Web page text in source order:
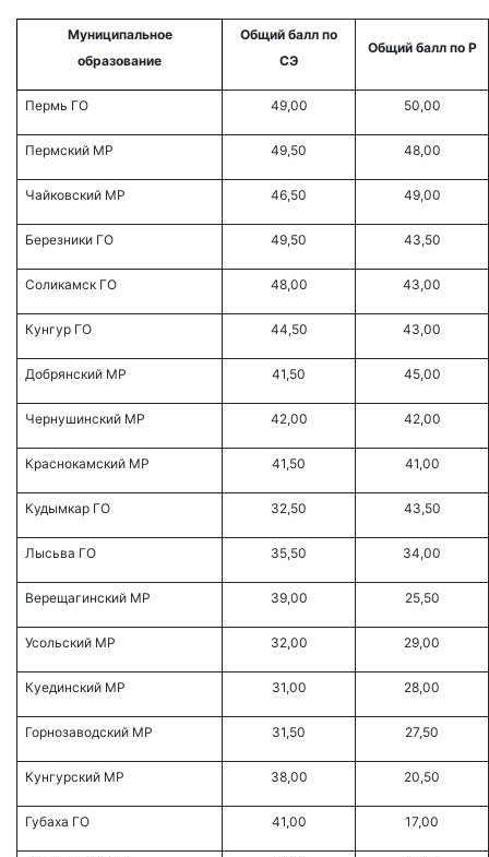
Муниципальное
образование
Общий балл по
СЭ
Общий балл по Р
Пермь ГО 49,00 50,00
Пермский МР 49,50 48,00
Чайковский МР 46,50 49,00
Березники ГО 49,50 43,50
Соликамск ГО 48,00 43,00
Кунгур ГО 44,50 43,00
Добрянский МР 41,50 45,00
Чернушинский МР 42,00 42,00
Краснокамский МР 41,50 41,00
Кудымкар ГО 32,50 43,50
Лысьва ГО 35,50 34,00
Верещагинский МР 39,00 25,50
Усольский МР 32,00 29,00
Куединский МР 31,00 28,00
Горнозаводский МР 31,50 27,50
Кунгурский МР 38,00 20,50
Губаха ГО 41,00 17,00